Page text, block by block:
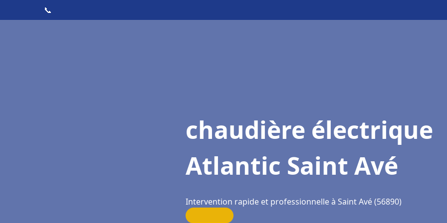
📞
chaudière électrique
Atlantic Saint Avé
Intervention rapide et professionnelle à Saint Avé (56890)